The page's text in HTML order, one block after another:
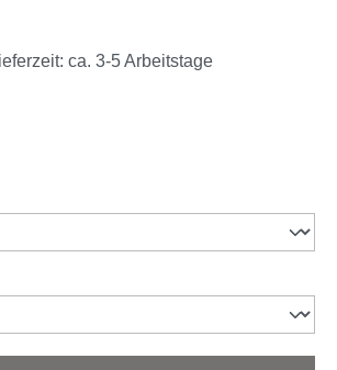
ca. 3-5 Arbeitstage